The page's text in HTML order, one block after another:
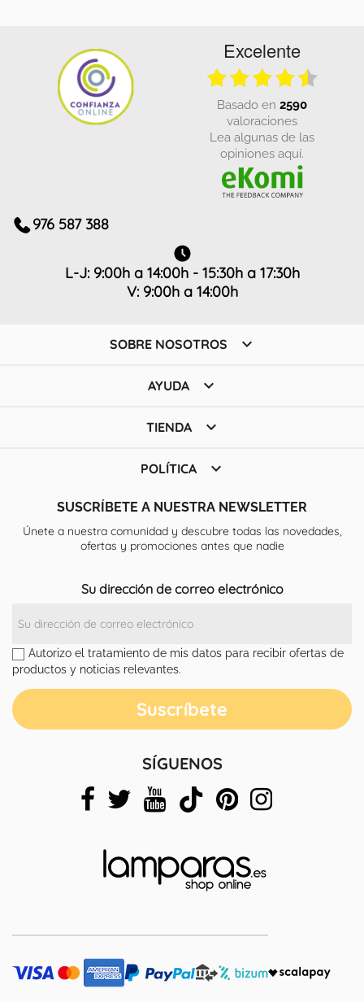
Excelente
basado en 2590
valoraciones
Lea algunas de las
opiniones aquí.
976 587 388
L-J: 9:00h a 14:00h - 15:30h a 17:30h
V: 9:00h a 14:00h
SOBRE NOSOTROS 
AYUDA 
TIENDA 
POLÍTICA 
SUSCRÍBETE A NUESTRA NEWSLETTER
Únete a nuestra comunidad y descubre todas las novedades,
ofertas y promociones antes que nadie
Su dirección de correo electrónico
Autorizo el tratamiento de mis datos para recibir ofertas de
productos y noticias relevantes.
SÍGUENOS